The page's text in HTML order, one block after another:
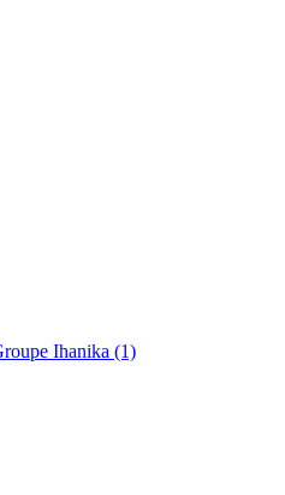
Ihanika (1)